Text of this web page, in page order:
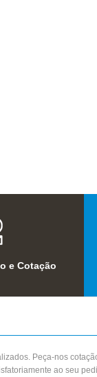
e Cotação
Peça-nos
ao seu